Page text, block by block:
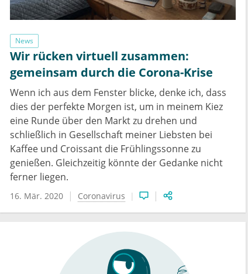
News
Wir rücken virtuell zusammen:
gemeinsam durch die Corona-Krise
Wenn ich aus dem Fenster blicke, denke ich, dass
dies der perfekte Morgen ist, um in meinem Kiez
eine Runde über den Markt zu drehen und
schließlich in Gesellschaft meiner Liebsten bei
Kaffee und Croissant die Frühlingssonne zu
genießen. Gleichzeitig könnte der Gedanke nicht
ferner liegen.
16. Mär. 2020 Coronavirus